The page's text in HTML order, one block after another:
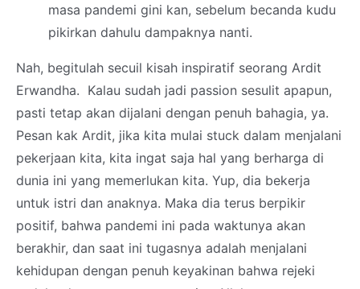
masa pandemi gini kan, sebelum becanda kudu
pikirkan dahulu dampaknya nanti.
Nah, begitulah secuil kisah inspiratif seorang Ardit
Erwandha. Kalau sudah jadi passion sesulit apapun,
pasti tetap akan dijalani dengan penuh bahagia, ya.
Pesan kak Ardit, jika kita mulai stuck dalam menjalani
pekerjaan kita, kita ingat saja hal yang berharga di
dunia ini yang memerlukan kita. Yup, dia bekerja
untuk istri dan anaknya. Maka dia terus berpikir
positif, bahwa pandemi ini pada waktunya akan
berakhir, dan saat ini tugasnya adalah menjalani
kehidupan dengan penuh keyakinan bahwa rejeki